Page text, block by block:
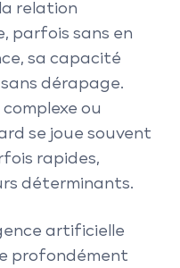
relation
parfois sans en
sa capacité
dérapage.
ou
se joue souvent
rapides,
déterminants.
artificielle
profondément